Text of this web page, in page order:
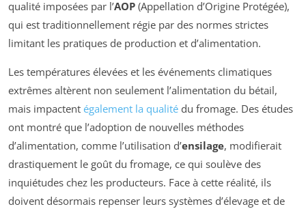
qualité imposées par l’AOP (Appellation d’Origine Protégée),
qui est traditionnellement régie par des normes strictes
limitant les pratiques de production et d’alimentation.
Les températures élevées et les événements climatiques
extrêmes altèrent non seulement l’alimentation du bétail,
mais impactent également la qualité du fromage. Des études
ont montré que l’adoption de nouvelles méthodes
d’alimentation, comme l’utilisation d’ensilage, modifierait
drastiquement le goût du fromage, ce qui soulève des
inquiétudes chez les producteurs. Face à cette réalité, ils
doivent désormais repenser leurs systèmes d’élevage et de